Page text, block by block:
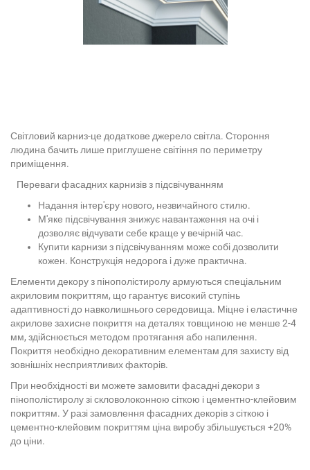
Світловий карниз-це додаткове джерело світла. Стороння
людина бачить лише приглушене світіння по периметру
приміщення.
Переваги фасадних карнизів з підсвічуванням
Надання інтер'єру нового, незвичайного стилю.
М'яке підсвічування знижує навантаження на очі і
дозволяє відчувати себе краще у вечірній час.
Купити карнизи з підсвічуванням може собі дозволити
кожен. Конструкція недорога і дуже практична.
Елементи декору з пінополістиролу армуються спеціальним
акриловим покриттям, що гарантує високий ступінь
адаптивності до навколишнього середовища. Міцне і еластичне
акрилове захисне покриття на деталях товщиною не менше 2-4
мм, здійснюється методом протягання або напилення.
Покриття необхідно декоративним елементам для захисту від
зовнішніх несприятливих факторів.
При необхідності ви можете замовити фасадні декори з
пінополістиролу зі скловолоконною сіткою і цементно-клейовим
покриттям. У разі замовлення фасадних декорів з сіткою і
цементно-клейовим покриттям ціна виробу збільшується +20%
до ціни.